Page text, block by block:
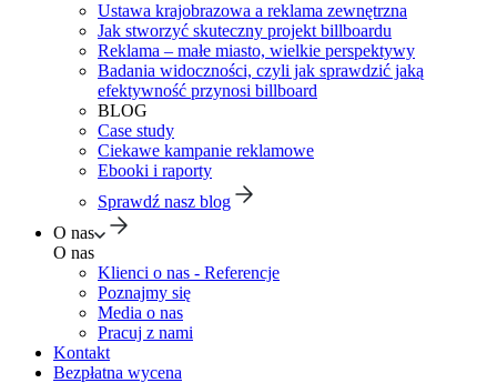
Ustawa krajobrazowa a reklama zewnętrzna
Jak stworzyć skuteczny projekt billboardu
Reklama – małe miasto, wielkie perspektywy
Badania widoczności, czyli jak sprawdzić jaką
efektywność przynosi billboard
BLOG
Case study
Ciekawe kampanie reklamowe
Ebooki i raporty
Sprawdź nasz blog
O nas
O nas
Klienci o nas - Referencje
Poznajmy się
Media o nas
Pracuj z nami
Kontakt
Bezpłatna wycena